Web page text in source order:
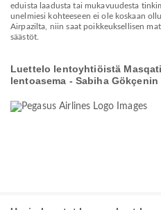
eduista laadusta tai mukavuudesta
unelmiesi kohteeseen ei ole koskaan
Airpazilta, niin saat poikkeuksellisen
säästöt.
Luettelo lentoyhtiöistä
lentoasema - Sabiha